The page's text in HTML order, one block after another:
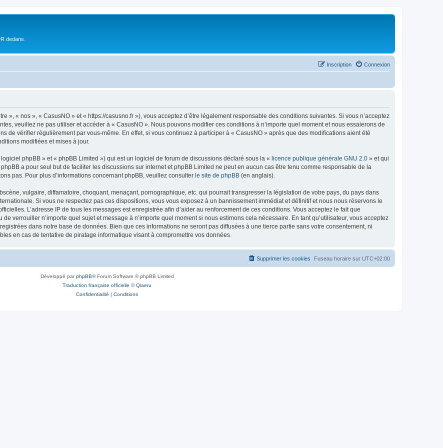
dedans.
Connexion
Inscription
», « nos », « CasusNO » et « https://casusno.fr »), vous acceptez d’être légalement responsable des conditions suivantes. Si vous n’acceptez
veuillez ne pas utiliser et accéder à « CasusNO ». Nous pouvons modifier ces conditions à n’importe quel moment et nous essaierons de
de vérifier régulièrement par vous-même. En effet, si vous continuez à participer à « CasusNO » après que des modifications aient été
modifiées et mises à jour.
phpBB » et « phpBB Limited ») qui est un logiciel de forum de discussions déclaré sous la « licence publique générale GNU 2.0 » et qui
a pour seul but de faciliter les discussions sur internet et phpBB Limited ne peut en aucun cas être tenu comme responsable de la
pas. Pour plus d’informations concernant phpBB, veuillez consulter le site de phpBB (en anglais).
vulgaire, diffamatoire, choquant, menaçant, pornographique, etc. qui pourrait transgresser la législation de votre pays, du pays dans
Si vous ne respectez pas ces dispositions, vous vous exposez à un bannissement immédiat et définitif et nous nous réservons le
L’adresse IP de tous les messages est enregistrée afin d’aider au renforcement de ces conditions. Vous acceptez le fait que
verrouiller n’importe quel sujet et message à n’importe quel moment si nous estimons cela nécessaire. En tant qu’utilisateur, vous acceptez
dans notre base de données. Bien que ces informations ne seront pas diffusées à une tierce partie sans votre consentement, ni
en cas de tentative de piratage informatique visant à compromettre vos données.
Fuseau horaire sur UTC+02:00
Supprimer les cookies
Développé parphpBB® Forum Software © phpBB Limited
Traduction française officielle ©Qiaeru
Confidentialité | Conditions